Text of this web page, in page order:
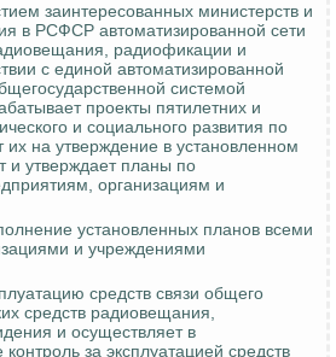
заинтересованных министерств и
в РСФСР автоматизированной сети
радиофикации и
с единой автоматизированной
системой
проекты пятилетних и
и социального развития по
их на утверждение в установленном
и утверждает планы по
организациям и
установленных планов всеми
и учреждениями
средств связи общего
средств радиовещания,
и осуществляет в
за эксплуатацией средств